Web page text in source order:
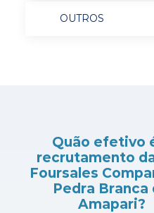
OUTROS
Quão efetivo
recrutamento
Foursales
Pedra Branca
Amapari?